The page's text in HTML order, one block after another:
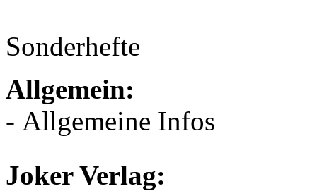
Sonderhefte
Allgemein:
- Allgemeine Infos
Joker Verlag: